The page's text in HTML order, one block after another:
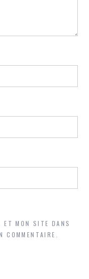
ET MON SITE DANS
COMMENTAIRE.